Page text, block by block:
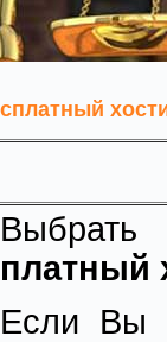
платный
Если Вы